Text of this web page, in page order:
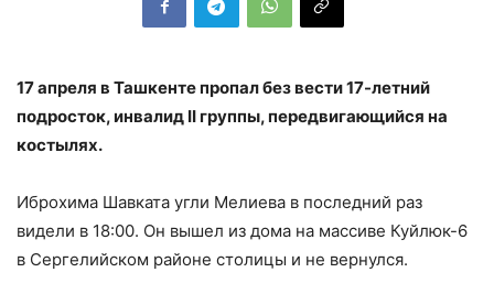
17 апреля в Ташкенте пропал без вести 17-летний
подросток, инвалид II группы, передвигающийся на
костылях.
Иброхима Шавката угли Мелиева в последний раз
видели в 18:00. Он вышел из дома на массиве Куйлюк-6
в Сергелийском районе столицы и не вернулся.